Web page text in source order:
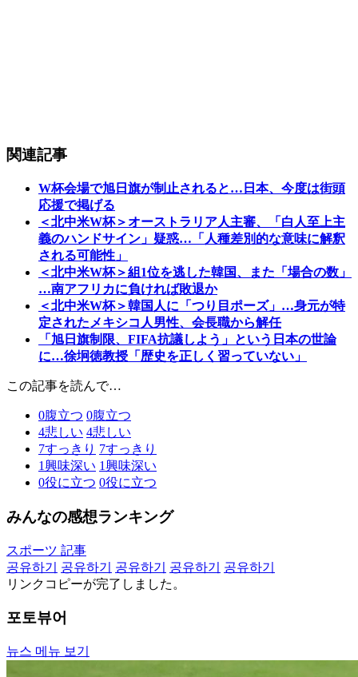
関連記事
W杯会場で旭日旗が制止されると…日本、今度は街頭
応援で掲げる
＜北中米W杯＞オーストラリア人主審、「白人至上主
義のハンドサイン」疑惑…「人種差別的な意味に解釈
される可能性」
＜北中米W杯＞組1位を逃した韓国、また「場合の数」
…南アフリカに負ければ敗退か
＜北中米W杯＞韓国人に「つり目ポーズ」…身元が特
定されたメキシコ人男性、会長職から解任
「旭日旗制限、FIFA抗議しよう」という日本の世論
に…徐坰徳教授「歴史を正しく習っていない」
この記事を読んで…
0腹立つ 0腹立つ
4悲しい 4悲しい
7すっきり 7すっきり
1興味深い 1興味深い
0役に立つ 0役に立つ
みんなの感想ランキング
スポーツ 記事
공유하기
공유하기 공유하기 공유하기
공유하기
リンクコピーが完了しました。
포토뷰어
뉴스 메뉴 보기